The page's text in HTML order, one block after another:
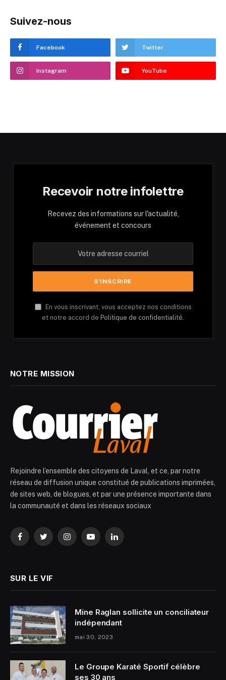
Suivez-nous
Facebook Twitter
Instagram YouTube
Recevoir notre infolettre
Recevez des informations sur l'actualité,
événement et concours
En vous inscrivant, vous acceptez nos conditions
et notre accord de Politique de confidentialité.
NOTRE MISSION
Rejoindre l’ensemble des citoyens de Laval, et ce, par notre
réseau de diffusion unique constitué de publications imprimées,
de sites web, de blogues, et par une présence importante dans
la communauté et dans les réseaux sociaux
FacebookTwitterInstagramYouTubeLinkedIn
SUR LE VIF
Mine Raglan sollicite un conciliateur
indépendant
mai 30, 2023
Le Groupe Karaté Sportif célèbre
ses 30 ans